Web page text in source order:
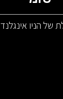
הניו אינגלנד